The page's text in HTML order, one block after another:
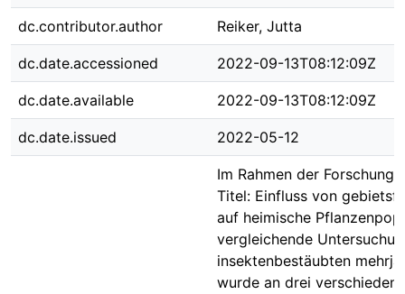
dc.contributor.author Reiker, Jutta
dc.date.accessioned 2022-09-13T08:12:09Z
dc.date.available 2022-09-13T08:12:09Z
dc.date.issued 2022-05-12
Im Rahmen der
Titel: Einfluss von
auf heimische
vergleichende
insektenbestäubten
wurde an drei